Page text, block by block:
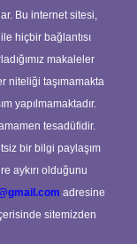
Bu internet sitesi,
hiçbir bağlantısı
makaleler
niteliği taşımamakta
yapılmamaktadır.
tesadüfidir.
bir bilgi paylaşım
aykırı olduğunu
adresine
sitemizden